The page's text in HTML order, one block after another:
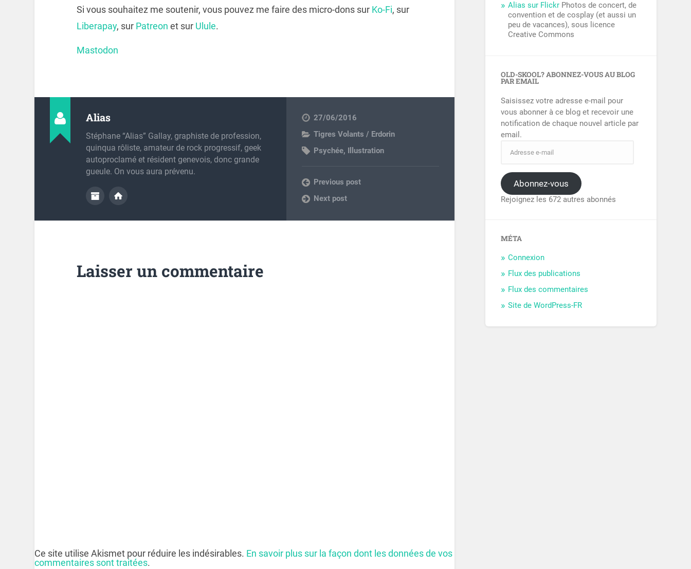
Si vous souhaitez me soutenir, vous pouvez me faire des micro-dons sur Ko-Fi, sur
Liberapay, sur Patreon et sur Ulule.
Mastodon
Alias
Stéphane “Alias” Gallay, graphiste de profession,
quinqua rôliste, amateur de rock progressif, geek
autoproclamé et résident genevois, donc grande
gueule. On vous aura prévenu.
27/06/2016
Tigres Volants / Erdorin
Psychée, Illustration
Previous post
Next post
Laisser un commentaire
Ce site utilise Akismet pour réduire les indésirables. En savoir plus sur la façon dont les données de vos
commentaires sont traitées.
Alias sur Flickr Photos de concert, de
convention et de cosplay (et aussi un
peu de vacances), sous licence
Creative Commons
OLD-SKOOL? ABONNEZ-VOUS AU BLOG
PAR EMAIL
Saisissez votre adresse e-mail pour
vous abonner à ce blog et recevoir une
notification de chaque nouvel article par
email.
Abonnez-vous
Rejoignez les 672 autres abonnés
MÉTA
Connexion
Flux des publications
Flux des commentaires
Site de WordPress-FR